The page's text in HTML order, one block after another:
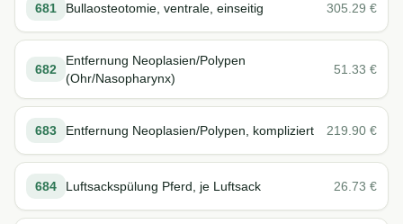
681 Bullaosteotomie, ventrale, einseitig 305.29 €
682
Entfernung Neoplasien/Polypen
(Ohr/Nasopharynx)
51.33 €
683 Entfernung Neoplasien/Polypen, kompliziert 219.90 €
684 Luftsackspülung Pferd, je Luftsack 26.73 €